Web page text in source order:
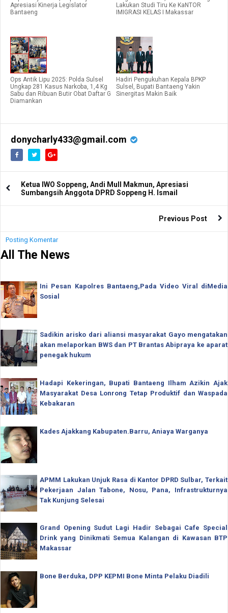
Apresiasi Kinerja Legislator
Bantaeng
Lakukan Studi Tiru Ke KaNTOR
IMIGRASI KELAS I Makassar
Ops Antik Lipu 2025: Polda Sulsel
Ungkap 281 Kasus Narkoba, 1,4 Kg
Sabu dan Ribuan Butir Obat Daftar G
Diamankan
Hadiri Pengukuhan Kepala BPKP
Sulsel, Bupati Bantaeng Yakin
Sinergitas Makin Baik
donycharly433@gmail.com
Ketua IWO Soppeng, Andi Mull Makmun, Apresiasi
Sumbangsih Anggota DPRD Soppeng H. Ismail
Previous Post
Posting Komentar
All The News
Ini Pesan Kapolres Bantaeng,Pada Video Viral diMedia
Sosial
Sadikin arisko dari aliansi masyarakat Gayo mengatakan
akan melaporkan BWS dan PT Brantas Abipraya ke aparat
penegak hukum
Hadapi Kekeringan, Bupati Bantaeng Ilham Azikin Ajak
Masyarakat Desa Lonrong Tetap Produktif dan Waspada
Kebakaran
Kades Ajakkang Kabupaten.Barru, Aniaya Warganya
APMM Lakukan Unjuk Rasa di Kantor DPRD Sulbar, Terkait
Pekerjaan Jalan Tabone, Nosu, Pana, Infrastrukturnya
Tak Kunjung Selesai
Grand Opening Sudut Lagi Hadir Sebagai Cafe Special
Drink yang Dinikmati Semua Kalangan di Kawasan BTP
Makassar
Bone Berduka, DPP KEPMI Bone Minta Pelaku Diadili